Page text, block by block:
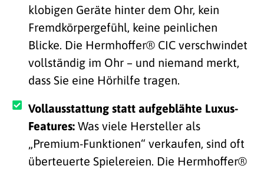
klobigen Geräte hinter dem Ohr, kein
Fremdkörpergefühl, keine peinlichen
Blicke. Die Hermhoffer® CIC verschwindet
vollständig im Ohr – und niemand merkt,
dass Sie eine Hörhilfe tragen.
Vollausstattung statt aufgeblähte Luxus-
Features:Was viele Hersteller als
„Premium-Funktionen“ verkaufen, sind oft
überteuerte Spielereien. Die Hermhoffer®